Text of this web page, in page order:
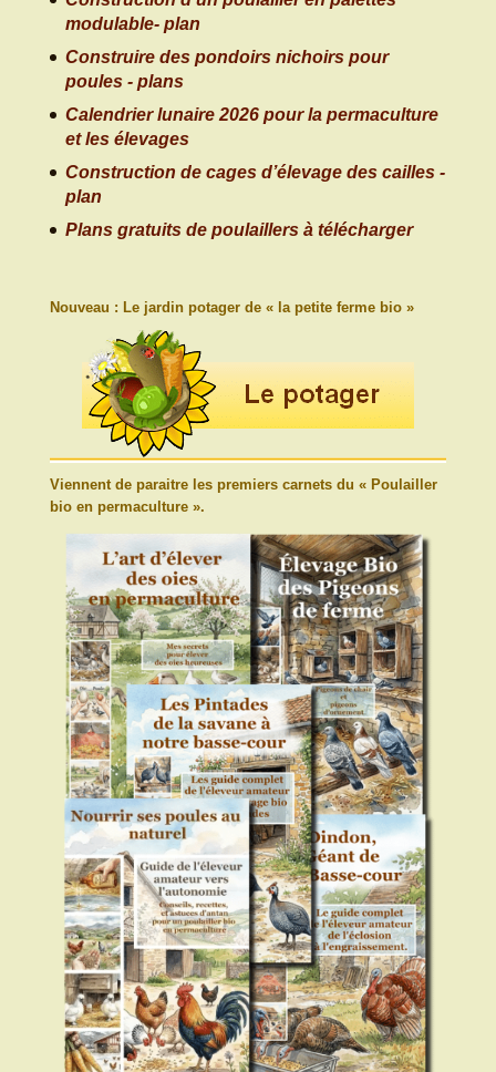
modulable- plan
Construire des pondoirs nichoirs pour
poules - plans
Calendrier lunaire 2026 pour la permaculture
et les élevages
Construction de cages d’élevage des cailles -
plan
Plans gratuits de poulaillers à télécharger
Nouveau : Le jardin potager de « la petite ferme bio »
Viennent de paraitre les premiers carnets du « Poulailler
bio en permaculture ».